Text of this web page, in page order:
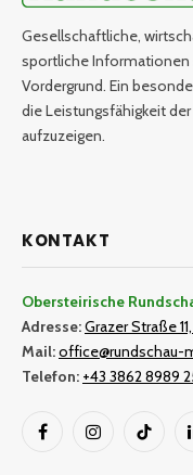
Gesellschaftliche,
sportliche Informationen
Vordergrund. Ein
die Leistungsfähigkeit
aufzuzeigen.
KONTAKT
Obersteirische
Adresse:Grazer Straße
Mail:office@rundschau-
Telefon: +43 3862 8989
FacebookInstagramTikTok